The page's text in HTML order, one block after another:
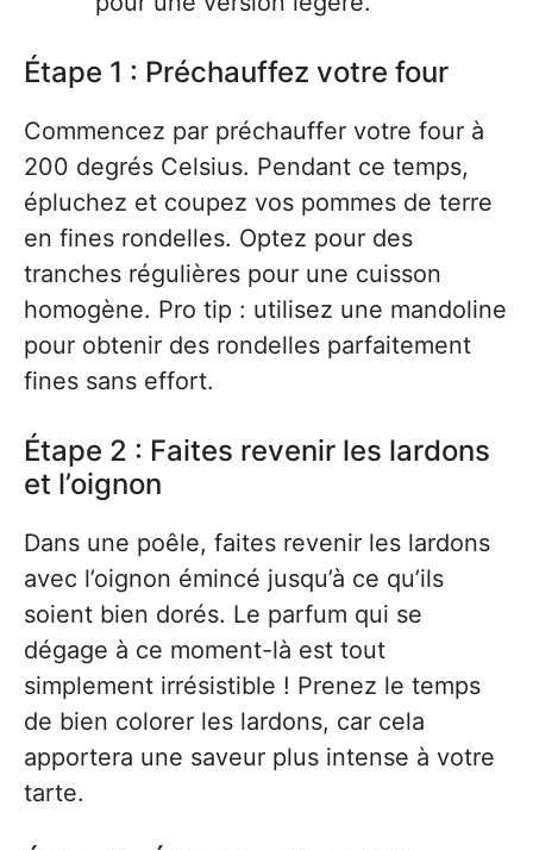
Étape 1 : Préchauffez votre four
Commencez par préchauffer votre four à
200 degrés Celsius. Pendant ce temps,
épluchez et coupez vos pommes de terre
en fines rondelles. Optez pour des
tranches régulières pour une cuisson
homogène. Pro tip : utilisez une mandoline
pour obtenir des rondelles parfaitement
fines sans effort.
Étape 2 : Faites revenir les lardons
et l’oignon
Dans une poêle, faites revenir les lardons
avec l’oignon émincé jusqu’à ce qu’ils
soient bien dorés. Le parfum qui se
dégage à ce moment-là est tout
simplement irrésistible ! Prenez le temps
de bien colorer les lardons, car cela
apportera une saveur plus intense à votre
tarte.